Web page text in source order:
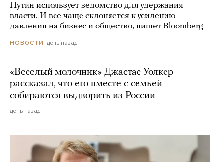
Путин использует ведомство для удержания
власти. И все чаще склоняется к усилению
давления на бизнес и общество, пишет Bloomberg
НОВОСТИ день назад
«Веселый молочник» Джастас Уолкер
рассказал, что его вместе с семьей
собираются выдворить из России
день назад